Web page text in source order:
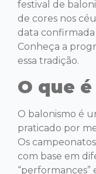
festival de
de cores nos
data
Conheça a
essa tradição.
O que
O balonismo é
praticado por
Os
com base em
“performances”